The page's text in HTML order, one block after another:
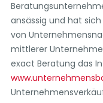
ansässig und hat
von
mittlerer
exact Beratung das